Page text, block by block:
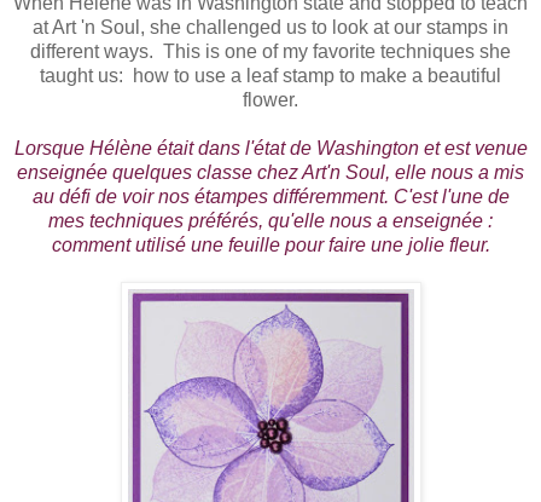
at Art 'n Soul, she challenged us to look at our stamps in
different ways. This is one of my favorite techniques she
taught us: how to use a leaf stamp to make a beautiful
flower.
Lorsque Hélène était dans l'état de Washington et est venue
enseignée quelques classe chez Art'n Soul, elle nous a mis
au défi de voir nos étampes différemment. C'est l'une de
mes techniques préférés, qu'elle nous a enseignée :
comment utilisé une feuille pour faire une jolie fleur.